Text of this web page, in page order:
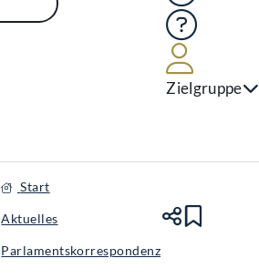
Hilfe
Zielgruppe
Start
Aktuelles
Parlamentskorrespondenz